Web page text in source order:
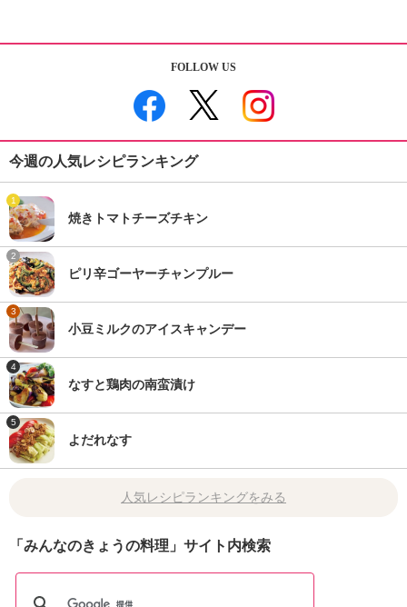
FOLLOW US
今週の人気レシピランキング
1
焼きトマトチーズチキン
2
ピリ辛ゴーヤーチャンプルー
3
小豆ミルクのアイスキャンデー
4
なすと鶏肉の南蛮漬け
5
よだれなす
人気レシピランキングをみる
「みんなのきょうの料理」サイト内検索